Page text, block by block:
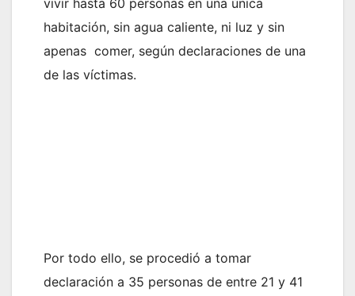
vivir hasta 60 personas en una única
habitación, sin agua caliente, ni luz y sin
apenas comer, según declaraciones de una
de las víctimas.
Por todo ello, se procedió a tomar
declaración a 35 personas de entre 21 y 41